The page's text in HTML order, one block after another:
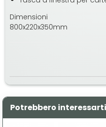
Dimensioni
800x220x350mm
Potrebbero